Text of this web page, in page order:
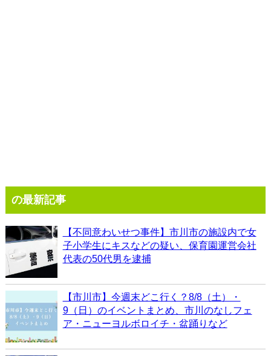
の最新記事
【不同意わいせつ事件】市川市の施設内で女
子小学生にキスなどの疑い、保育園運営会社
代表の50代男を逮捕
【市川市】今週末どこ行く？8/8（土）・
9（日）のイベントまとめ、市川のなしフェ
ア・ニューヨルボロイチ・盆踊りなど